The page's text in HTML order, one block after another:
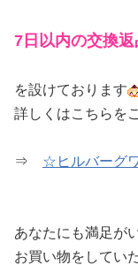
7日以内の交換
を設けております
詳しくはこちらを
⇒ ☆ヒルバーグ
あなたにも満足が
お買い物をしてい